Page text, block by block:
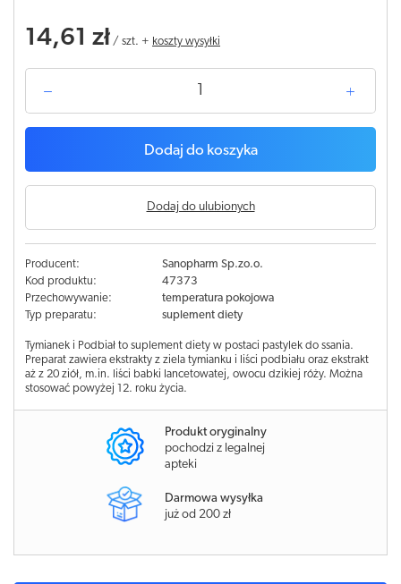
14,61 zł / szt. + koszty wysyłki
Dodaj do koszyka
Dodaj do ulubionych
Producent:
Sanopharm Sp.zo.o.
Kod produktu:
47373
Przechowywanie:
temperatura pokojowa
Typ preparatu:
suplement diety
Tymianek i Podbiał to suplement diety w postaci pastylek do ssania.
Preparat zawiera ekstrakty z ziela tymianku i liści podbiału oraz ekstrakt
aż z 20 ziół, m.in. liści babki lancetowatej, owocu dzikiej róży. Można
stosować powyżej 12. roku życia.
Produkt oryginalny
pochodzi z legalnej
apteki
Darmowa wysyłka
już od 200 zł